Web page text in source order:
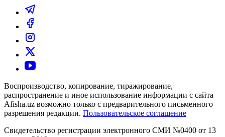
Воспроизводство, копирование, тиражирование,
распространение и иное использование информации с сайта
Afisha.uz возможно только с предварительного письменного
разрешения редакции. Пользовательское соглашение
Свидетельство регистрации электронного СМИ №0400 от 13